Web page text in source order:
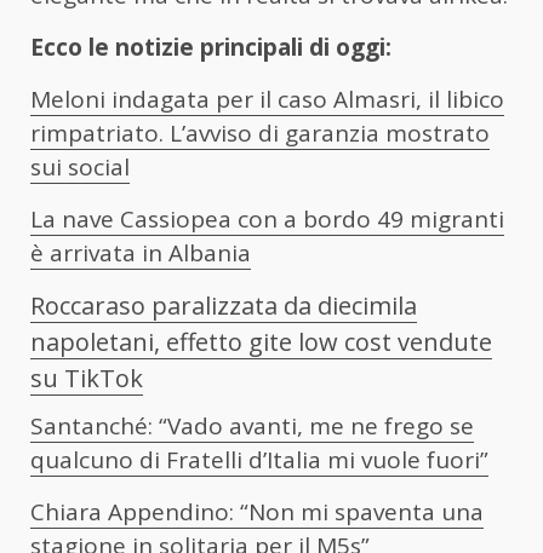
Ecco le notizie principali di oggi:
Meloni indagata per il caso Almasri, il libico
rimpatriato. L’avviso di garanzia mostrato
sui social
La nave Cassiopea con a bordo 49 migranti
è arrivata in Albania
Roccaraso paralizzata da diecimila
napoletani, effetto gite low cost vendute
su TikTok
Santanché: “Vado avanti, me ne frego se
qualcuno di Fratelli d’Italia mi vuole fuori”
Chiara Appendino: “Non mi spaventa una
stagione in solitaria per il M5s”